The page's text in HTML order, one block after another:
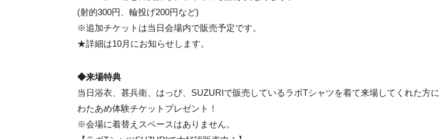
(射的300円、輪投げ200円など)
※追加チケットは当日会場内で販売予定です。
★詳細は10月にお知らせします。
◆来場特典
当日浴衣、甚兵衛、はっぴ、SUZURIで販売しているラボTシャツを着て来場してくれた方に
わたあめ体験チケットプレゼント！
※会場に着替えスペースはありません。